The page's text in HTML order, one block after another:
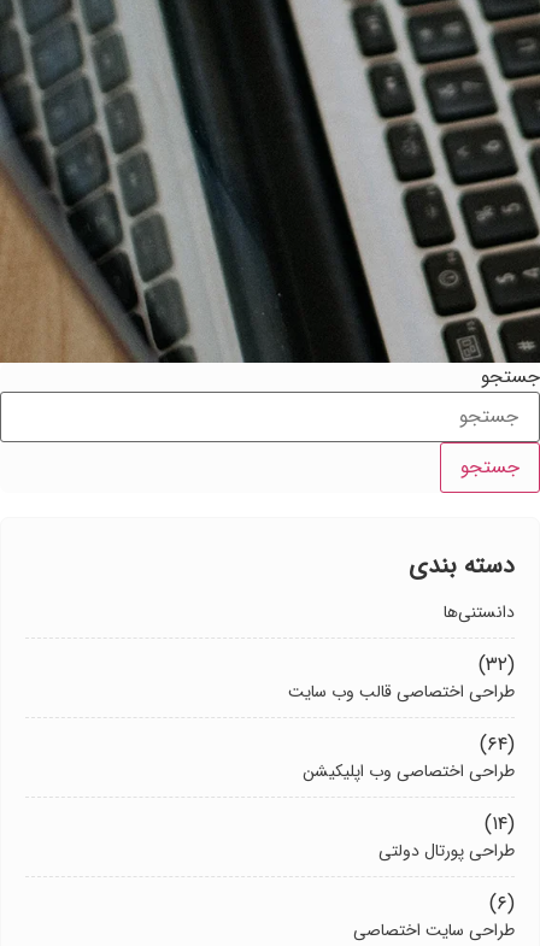
جستجو
جستجو
دسته بندی
دانستنی‌ها
(۳۲)
طراحی اختصاصی قالب وب سایت
(۶۴)
طراحی اختصاصی وب اپلیکیشن
(۱۴)
طراحی پورتال دولتی
(۶)
طراحی سایت اختصاصی